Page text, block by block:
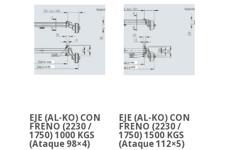
EJE (AL-KO) CON
FRENO (2230 /
1750) 1000 KGS
(Ataque 98×4)
EJE (AL-KO) CON
FRENO (2230 /
1750) 1500 KGS
(Ataque 112×5)